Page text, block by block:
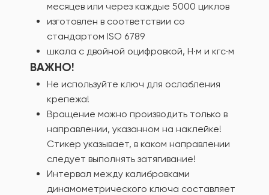
месяцев или через каждые 5000 циклов
изготовлен в соответствии со
стандартом ISO 6789
шкала с двойной оцифровкой, Н∙м и кгс∙м
ВАЖНО!
Не используйте ключ для ослабления
крепежа!
Вращение можно производить только в
направлении, указанном на наклейке!
Стикер указывает, в каком направлении
следует выполнять затягивание!
Интервал между калибровками
динамометрического ключа составляет